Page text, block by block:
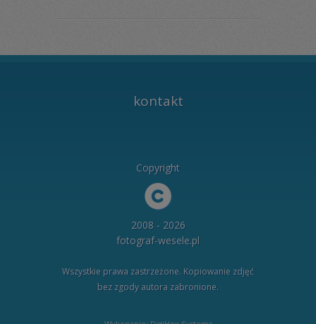
kontakt
Copyright
2008 - 2026
fotograf-wesele.pl
Wszystkie prawa zastrzeżone. Kopiowanie zdjęć
bez zgody autora zabronione.